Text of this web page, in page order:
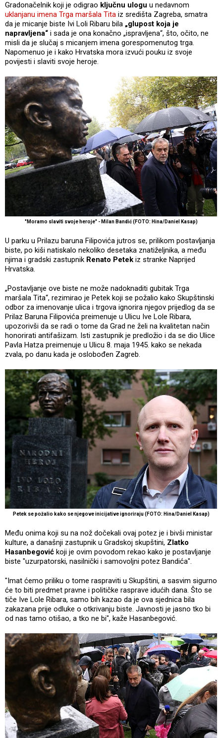
Gradonačelnik koji je odigrao ključnu ulogu u nedavnom
uklanjanu imena Trga maršala Tita iz središta Zagreba, smatra
da je micanje biste Ivi Loli Ribaru bila „glupost koja je
napravljena“ i sada je ona konačno „ispravljena“, što, očito, ne
misli da je slučaj s micanjem imena gorespomenutog trga.
Napomenuo je i kako Hrvatska mora izvući pouku iz svoje
povijesti i slaviti svoje heroje.
"Moramo slaviti svoje heroje" - Milan Bandić (FOTO: Hina/Daniel Kasap)
U parku u Prilazu baruna Filipovića jutros se, prilikom postavljanja
biste, po kiši natiskalo nekoliko desetaka znatiželjnika, a među
njima i gradski zastupnik Renato Petek iz stranke Naprijed
Hrvatska.
„Postavljanje ove biste ne može nadoknaditi gubitak Trga
maršala Tita“, rezimirao je Petek koji se požalio kako Skupštinski
odbor za imenovanje ulica i trgova ignorira njegov prijedlog da se
Prilaz Baruna Filipovića preimenuje u Ulicu Ive Lole Ribara,
upozorivši da se radi o tome da Grad ne želi na kvalitetan način
honorirati antifašizam. Isti zastupnik je predložio i da se dio Ulice
Pavla Hatza preimenuje u Ulicu 8. maja 1945. kako se nekada
zvala, po danu kada je oslobođen Zagreb.
Petek se požalio kako se njegove inicijative ignoriraju (FOTO: Hina/Daniel Kasap)
Među onima koji su na nož dočekali ovaj potez je i bivši ministar
kulture, a današnji zastupnik u Gradskoj skupštini, Zlatko
Hasanbegović koji je ovim povodom rekao kako je postavljanje
biste "uzurpatorski, nasilnički i samovoljni potez Bandića".
"Imat ćemo priliku o tome raspraviti u Skupštini, a sasvim sigurno
će to biti predmet pravne i političke rasprave idućih dana. Što se
tiče Ive Lole Ribara, samo bih kazao da je ova sjednica bila
zakazana prije odluke o otkrivanju biste. Javnosti je jasno tko bi
od nas tamo otišao, a tko ne bi", kaže Hasanbegović.